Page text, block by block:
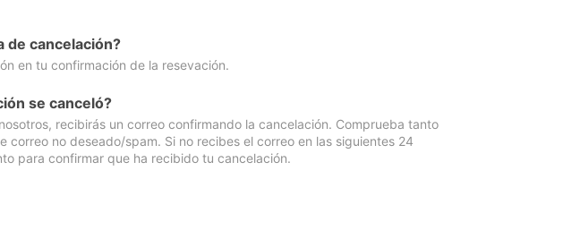
de cancelación?
en tu confirmación de la resevación.
se canceló?
recibirás un correo confirmando la cancelación. Comprueba tanto
no deseado/spam. Si no recibes el correo en las siguientes 24
para confirmar que ha recibido tu cancelación.